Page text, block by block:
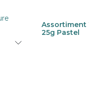
Nouveau !
Assortiment
25g Pastel